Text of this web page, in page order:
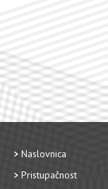
Naslovnica
Pristupačnost